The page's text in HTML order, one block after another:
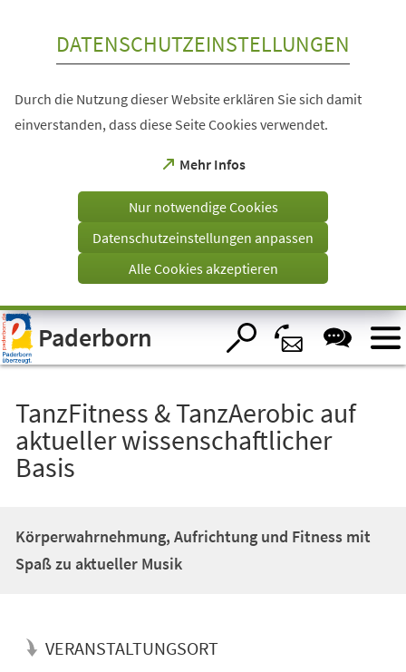
Visuelle
Assistenzsoftware
öffnen.
DATENSCHUTZEINSTELLUNGEN
Durch die Nutzung dieser Website erklären Sie sich damit
einverstanden, dass diese Seite Cookies verwendet.
Mehr Infos
(Öffnet
einem
Tab)
Nur notwendige Cookies
Datenschutzeinstellungen anpassen
Alle Cookies akzeptieren
Paderborn
TanzFitness & TanzAerobic auf
aktueller wissenschaftlicher
Basis
Körperwahrnehmung, Aufrichtung und Fitness mit
Spaß zu aktueller Musik
VERANSTALTUNGSORT